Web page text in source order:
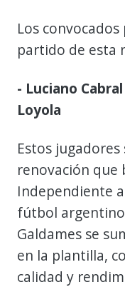
Los
partido de esta
- Luciano
Loyola
Estos
renovación que
Independiente
fútbol
Galdames se
en la plantilla,
calidad y